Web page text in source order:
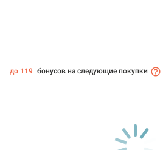
до 119 бонусов на следующие покупки